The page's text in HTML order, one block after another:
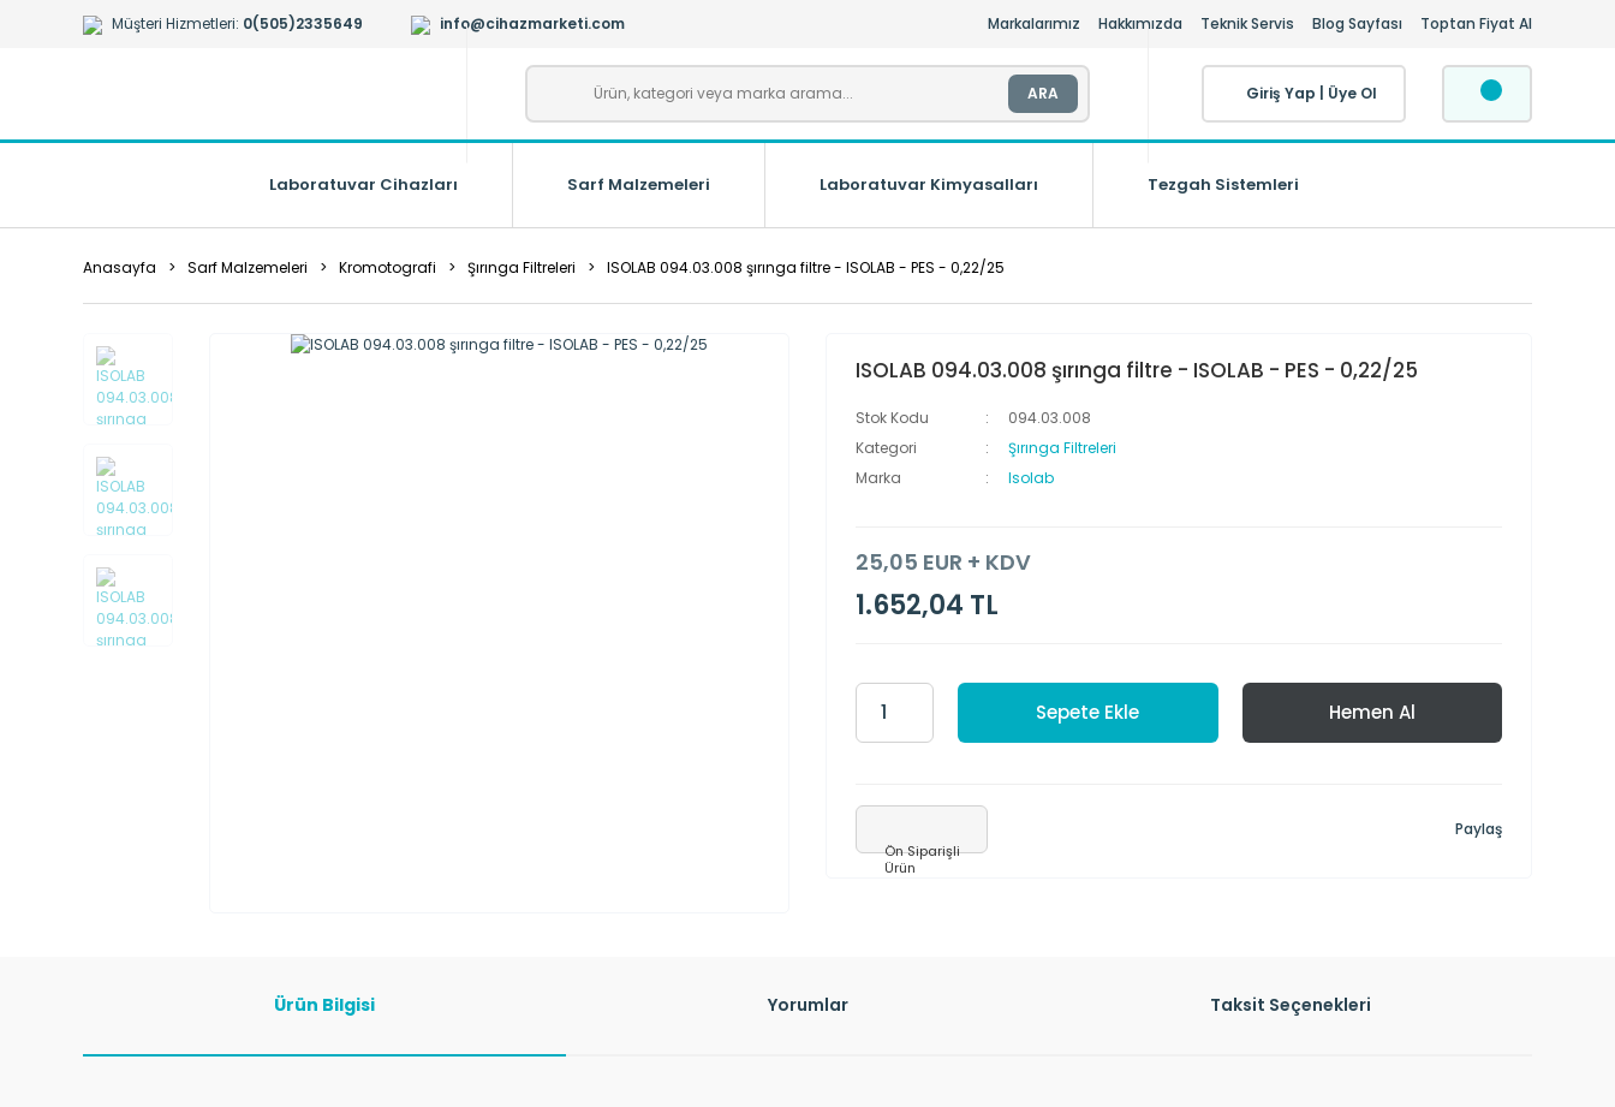
Müşteri Hizmetleri: 0(505)2335649 info@cihazmarketi.com Markalarımız Hakkımızda Teknik Servis Blog Sayfası Toptan Fiyat Al
ARA Giriş Yap Üye Ol
Laboratuvar Cihazları Sarf Malzemeleri Laboratuvar Kimyasalları Tezgah Sistemleri
Anasayfa Sarf Malzemeleri Kromotografi Şırınga Filtreleri ISOLAB 094.03.008 şırınga filtre - ISOLAB - PES - 0,22/25
ISOLAB 094.03.008 şırınga filtre - ISOLAB - PES - 0,22/25
Stok Kodu
094.03.008
Kategori
Şırınga Filtreleri
Marka
Isolab
25,05 EUR + KDV
1.652,04 TL
Sepete Ekle Hemen Al
Ön Siparişli
Ürün
Paylaş
Ürün Bilgisi Yorumlar Taksit Seçenekleri